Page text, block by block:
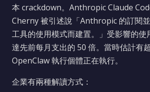
本 crackdown。Anthropic Claude
Cherny 被引述說「Anthropic 的訂閱
工具的使用模式而建置。」受影響的使
達先前每月支出的 50 倍。當時估計有
OpenClaw 執行個體正在執行。
企業有兩種解讀方式：